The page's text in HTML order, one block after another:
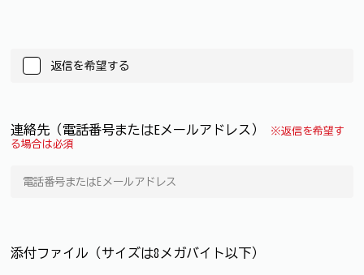
返信を希望する
連絡先（電話番号またはEメールアドレス）
※返信を希望す
る場合は必須
添付ファイル（サイズは8メガバイト以下）